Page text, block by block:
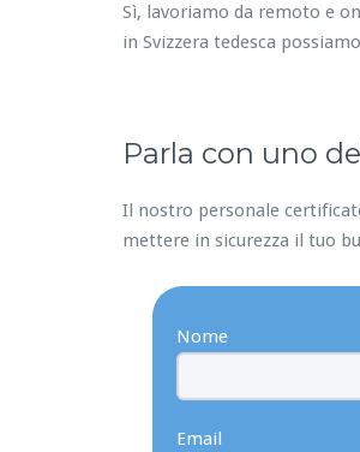
Sì, lavoriamo da remoto e
in Svizzera tedesca
Parla con uno
Il nostro personale
mettere in sicurezza il tuo
Nome
Email